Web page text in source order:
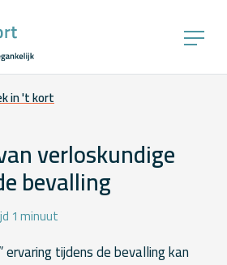
in 't kort
verloskundige
bevalling
1 minuut
ervaring tijdens de bevalling kan